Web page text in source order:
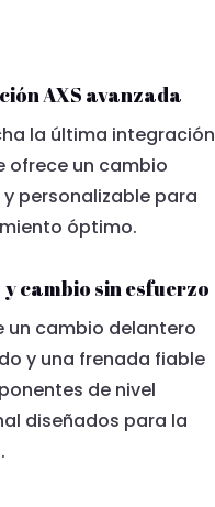
AXS avanzada
la última integración
ofrece un cambio
personalizable para
óptimo.
cambio sin esfuerzo
un cambio delantero
y una frenada fiable
de nivel
diseñados para la